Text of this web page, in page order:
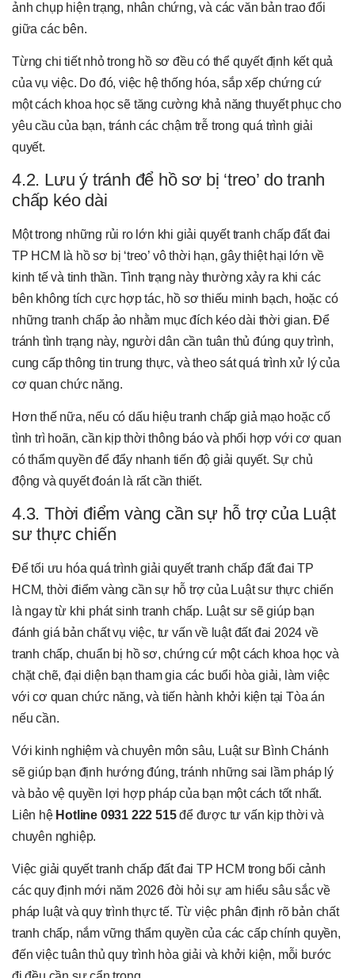
ảnh chụp hiện trạng, nhân chứng, và các văn bản trao đổi
giữa các bên.
Từng chi tiết nhỏ trong hồ sơ đều có thể quyết định kết quả
của vụ việc. Do đó, việc hệ thống hóa, sắp xếp chứng cứ
một cách khoa học sẽ tăng cường khả năng thuyết phục cho
yêu cầu của bạn, tránh các chậm trễ trong quá trình giải
quyết.
4.2. Lưu ý tránh để hồ sơ bị ‘treo’ do tranh
chấp kéo dài
Một trong những rủi ro lớn khi giải quyết tranh chấp đất đai
TP HCM là hồ sơ bị ‘treo’ vô thời hạn, gây thiệt hại lớn về
kinh tế và tinh thần. Tình trạng này thường xảy ra khi các
bên không tích cực hợp tác, hồ sơ thiếu minh bạch, hoặc có
những tranh chấp ảo nhằm mục đích kéo dài thời gian. Để
tránh tình trạng này, người dân cần tuân thủ đúng quy trình,
cung cấp thông tin trung thực, và theo sát quá trình xử lý của
cơ quan chức năng.
Hơn thế nữa, nếu có dấu hiệu tranh chấp giả mạo hoặc cố
tình trì hoãn, cần kịp thời thông báo và phối hợp với cơ quan
có thẩm quyền để đẩy nhanh tiến độ giải quyết. Sự chủ
động và quyết đoán là rất cần thiết.
4.3. Thời điểm vàng cần sự hỗ trợ của Luật
sư thực chiến
Để tối ưu hóa quá trình giải quyết tranh chấp đất đai TP
HCM, thời điểm vàng cần sự hỗ trợ của Luật sư thực chiến
là ngay từ khi phát sinh tranh chấp. Luật sư sẽ giúp bạn
đánh giá bản chất vụ việc, tư vấn về luật đất đai 2024 về
tranh chấp, chuẩn bị hồ sơ, chứng cứ một cách khoa học và
chặt chẽ, đại diện bạn tham gia các buổi hòa giải, làm việc
với cơ quan chức năng, và tiến hành khởi kiện tại Tòa án
nếu cần.
Với kinh nghiệm và chuyên môn sâu, Luật sư Bình Chánh
sẽ giúp bạn định hướng đúng, tránh những sai lầm pháp lý
và bảo vệ quyền lợi hợp pháp của bạn một cách tốt nhất.
Liên hệ Hotline 0931 222 515để được tư vấn kịp thời và
chuyên nghiệp.
Việc giải quyết tranh chấp đất đai TP HCM trong bối cảnh
các quy định mới năm 2026 đòi hỏi sự am hiểu sâu sắc về
pháp luật và quy trình thực tế. Từ việc phân định rõ bản chất
tranh chấp, nắm vững thẩm quyền của các cấp chính quyền,
đến việc tuân thủ quy trình hòa giải và khởi kiện, mỗi bước